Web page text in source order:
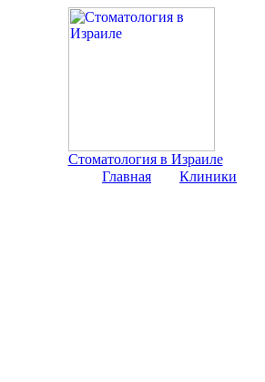
Стоматология в Израиле
Главная
Клиники